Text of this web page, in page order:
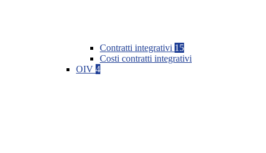
Contratti integrativi 15
Costi contratti integrativi
OIV 4